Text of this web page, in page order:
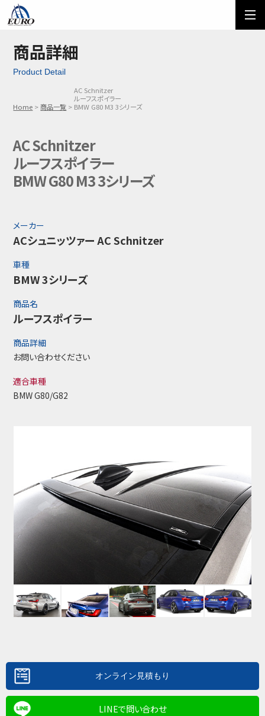
ご利用方法
メール問い合わせ
03-5674-7742
商品詳細
Product Detail
Home 商品一覧
AC Schnitzer
ルーフスポイラー
BMW G80 M3 3シリーズ
AC Schnitzer
ルーフスポイラー
BMW G80 M3 3シリーズ
メーカー
ACシュニッツァー AC Schnitzer
車種
BMW 3シリーズ
商品名
ルーフスポイラー
商品詳細
お問い合わせください
適合車種
BMW G80/G82
LINEで問い合わせ